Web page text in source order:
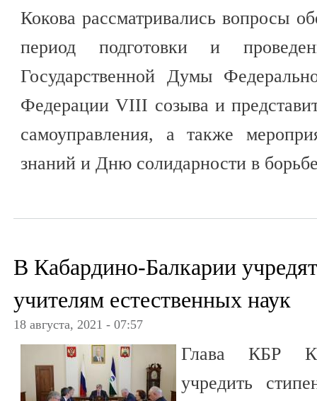
Кокова рассматривались вопросы
период подготовки и
Государственной Думы
Федерации VIII созыва и
самоуправления, а также
знаний и Дню солидарности в
В Кабардино-Балкарии
учителям естественных наук
18 августа, 2021 - 07:57
Глава КБР
учредить